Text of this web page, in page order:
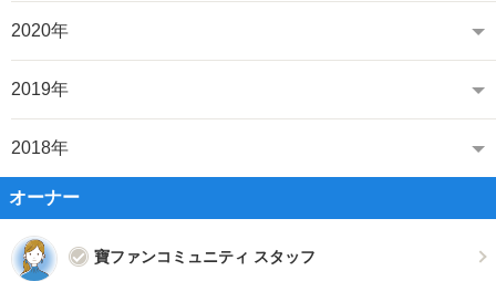
2020年
2019年
2018年
オーナー
寶ファンコミュニティ スタッフ